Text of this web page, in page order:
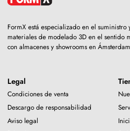
FormX está especializado en el
materiales de modelado 3D en el sentido
con almacenes y showrooms en
Legal
Condiciones de venta
Descargo de responsabilidad
Aviso legal